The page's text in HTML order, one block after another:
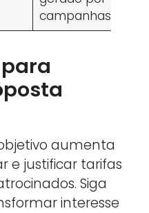
campanhas
aumenta
e justificar tarifas
Siga
interesse